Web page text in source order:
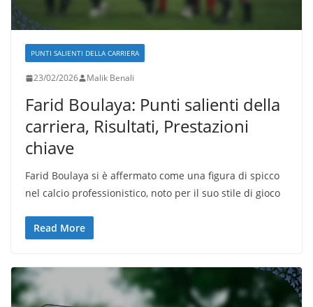
PUNTI SALIENTI DELLA CARRIERA
23/02/2026 Malik Benali
Farid Boulaya: Punti salienti della
carriera, Risultati, Prestazioni
chiave
Farid Boulaya si è affermato come una figura di spicco
nel calcio professionistico, noto per il suo stile di gioco
Read More